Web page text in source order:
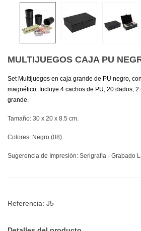
MULTIJUEGOS CAJA PU
Set Multijuegos en caja grande de PU negro,
magnético. Incluye 4 cachos de PU, 20 dados,
grande.
Tamaño: 30 x 20 x 8.5 cm.
Colores: Negro (08).
Sugerencia de Impresión: Serigrafía - Grabado
Referencia: J5